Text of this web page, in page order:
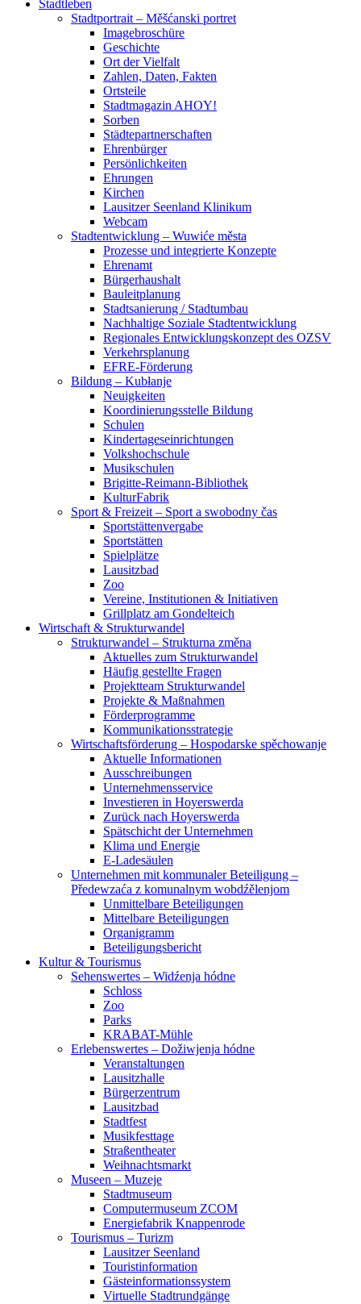
Stadtleben
Stadtportrait – Měšćanski portret
Imagebroschüre
Geschichte
Ort der Vielfalt
Zahlen, Daten, Fakten
Ortsteile
Stadtmagazin AHOY!
Sorben
Städtepartnerschaften
Ehrenbürger
Persönlichkeiten
Ehrungen
Kirchen
Lausitzer Seenland Klinikum
Webcam
Stadtentwicklung – Wuwiće města
Prozesse und integrierte Konzepte
Ehrenamt
Bürgerhaushalt
Bauleitplanung
Stadtsanierung / Stadtumbau
Nachhaltige Soziale Stadtentwicklung
Regionales Entwicklungskonzept des OZSV
Verkehrsplanung
EFRE-Förderung
Bildung – Kubłanje
Neuigkeiten
Koordinierungsstelle Bildung
Schulen
Kindertageseinrichtungen
Volkshochschule
Musikschulen
Brigitte-Reimann-Bibliothek
KulturFabrik
Sport & Freizeit – Sport a swobodny čas
Sportstättenvergabe
Sportstätten
Spielplätze
Lausitzbad
Zoo
Vereine, Institutionen & Initiativen
Grillplatz am Gondelteich
Wirtschaft & Strukturwandel
Strukturwandel – Strukturna změna
Aktuelles zum Strukturwandel
Häufig gestellte Fragen
Projektteam Strukturwandel
Projekte & Maßnahmen
Förderprogramme
Kommunikationsstrategie
Wirtschaftsförderung – Hospodarske spěchowanje
Aktuelle Informationen
Ausschreibungen
Unternehmensservice
Investieren in Hoyerswerda
Zurück nach Hoyerswerda
Spätschicht der Unternehmen
Klima und Energie
E-Ladesäulen
Unternehmen mit kommunaler Beteiligung –
Předewzaća z komunalnym wobdźělenjom
Unmittelbare Beteiligungen
Mittelbare Beteiligungen
Organigramm
Beteiligungsbericht
Kultur & Tourismus
Sehenswertes – Widźenja hódne
Schloss
Zoo
Parks
KRABAT-Mühle
Erlebenswertes – Dožiwjenja hódne
Veranstaltungen
Lausitzhalle
Bürgerzentrum
Lausitzbad
Stadtfest
Musikfesttage
Straßentheater
Weihnachtsmarkt
Museen – Muzeje
Stadtmuseum
Computermuseum ZCOM
Energiefabrik Knappenrode
Tourismus – Turizm
Lausitzer Seenland
Touristinformation
Gästeinformationssystem
Virtuelle Stadtrundgänge